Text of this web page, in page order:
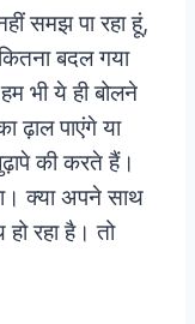
समझ पा रहा हूं,
बदल गया
भी ये ही बोलने
पाएंगे या
की करते हैं।
क्या अपने साथ
रहा है। तो